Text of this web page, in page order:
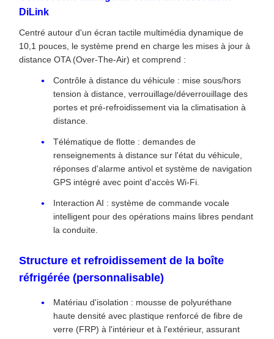
DiLink
Centré autour d'un écran tactile multimédia dynamique de
10,1 pouces, le système prend en charge les mises à jour à
distance OTA (Over-The-Air) et comprend :
Contrôle à distance du véhicule : mise sous/hors
tension à distance, verrouillage/déverrouillage des
portes et pré-refroidissement via la climatisation à
distance.
Télématique de flotte : demandes de
renseignements à distance sur l'état du véhicule,
réponses d'alarme antivol et système de navigation
GPS intégré avec point d'accès Wi-Fi.
Interaction AI : système de commande vocale
intelligent pour des opérations mains libres pendant
la conduite.
Structure et refroidissement de la boîte
réfrigérée (personnalisable)
Matériau d'isolation : mousse de polyuréthane
haute densité avec plastique renforcé de fibre de
verre (FRP) à l'intérieur et à l'extérieur, assurant